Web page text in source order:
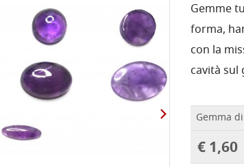
Gemme
forma,
con la
cavità sul
Gemma
€ 1,60